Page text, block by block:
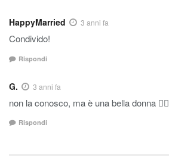
HappyMarried 3 anni fa
Condivido!
Rispondi
G. 3 anni fa
non la conosco, ma è una bella donna 👍🏼
Rispondi